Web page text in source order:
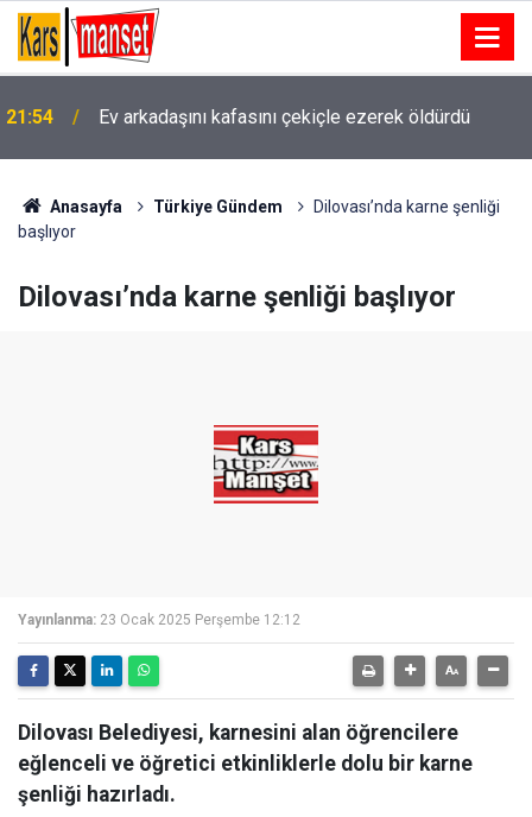
21:54 Ev arkadaşını kafasını çekiçle ezerek öldürdü
21:48
Fenerbahçe, Sturm Graz maçının hazırlıklarını
tamamladı
Anasayfa Türkiye Gündem
Dilovası’nda karne şenliği
başlıyor
Dilovası’nda karne şenliği başlıyor
Yayınlanma: 23 Ocak 2025 Perşembe 12:12
Dilovası Belediyesi, karnesini alan öğrencilere
eğlenceli ve öğretici etkinliklerle dolu bir karne
şenliği hazırladı.